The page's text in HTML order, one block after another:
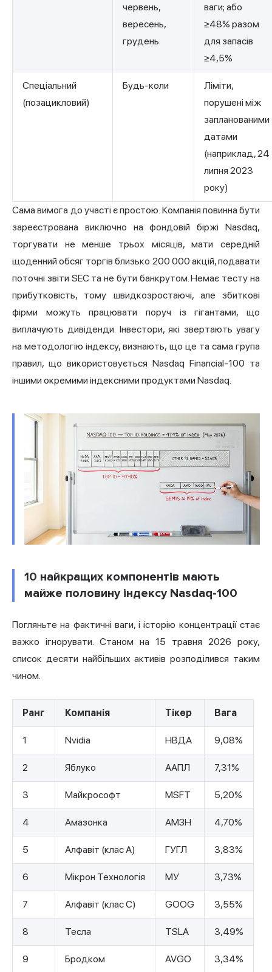
червень,
вересень,
грудень
ваги; або
≥48% разом
для запасів
≥4,5%
Спеціальний
(позацикловий)
Будь-коли
Ліміти,
порушені між
запланованими
датами
(наприклад, 24
липня 2023
року)
Сама вимога до участі є простою. Компанія повинна бути
зареєстрована виключно на фондовій біржі Nasdaq,
торгувати не менше трьох місяців, мати середній
щоденний обсяг торгів близько 200 000 акцій, подавати
поточні звіти SEC та не бути банкрутом. Немає тесту на
прибутковість, тому швидкозростаючі, але збиткові
фірми можуть працювати поруч із гігантами, що
виплачують дивіденди. Інвестори, які звертають увагу
на методологію індексу, визнають, що це та сама група
правил, що використовується Nasdaq Financial-100 та
іншими окремими індексними продуктами Nasdaq.
10 найкращих компонентів мають
майже половину індексу Nasdaq-100
Погляньте на фактичні ваги, і історію концентрації стає
важко ігнорувати. Станом на 15 травня 2026 року,
список десяти найбільших активів розподілився таким
чином.
Ранг Компанія Тікер Вага
1 Nvidia НВДА 9,08%
2 Яблуко ААПЛ 7,31%
3 Майкрософт MSFT 5,20%
4 Амазонка АМЗН 4,70%
5 Алфавіт (клас А) ГУГЛ 3,83%
6 Мікрон Технологія МУ 3,73%
7 Алфавіт (клас C) GOOG 3,55%
8 Тесла TSLA 3,49%
9 Бродком AVGO 3,34%